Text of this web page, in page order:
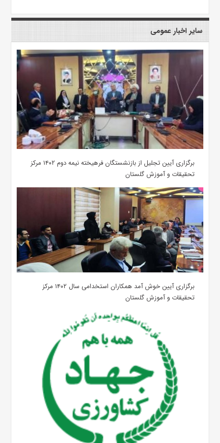
سایر اخبار عمومی
برگزاری آیین تجلیل از بازنشستگان فرهیخته نیمه دوم ۱۴۰۲ مرکز
تحقیقات و آموزش گلستان
برگزاری آیین خوش آمد همکاران استخدامی سال ۱۴۰۲ مرکز
تحقیقات و آموزش گلستان